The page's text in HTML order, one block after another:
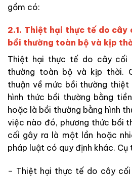
gồm có:
2.1. Thiệt hại thực tế do
bồi thường toàn bộ và kịp
Thiệt hại thực tế do cây cối
thường toàn bộ và kịp thời.
thuận về mức bồi thường thiệt
hình thức bồi thường bằng tiền
hoặc là bồi thường bằng hình
việc nào đó, phương thức bồi
cối gây ra là một lần hoặc
pháp luật có quy định khác. Cụ
– Thiệt hại thực tế do cây